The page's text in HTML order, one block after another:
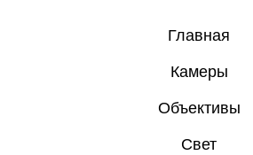
Главная
Камеры
Объективы
Свет